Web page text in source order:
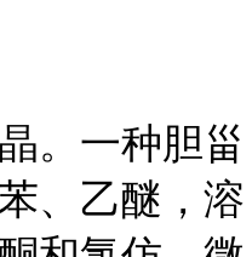
。一种胆甾
、乙醚，溶